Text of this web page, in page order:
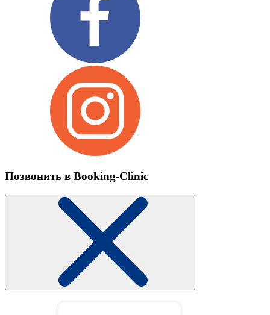
Позвонить в Booking-Clinic